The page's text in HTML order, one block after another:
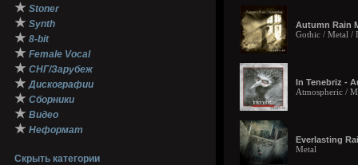
★ Stoner
★ Synth
★ 8-bit
★ Female Vocal
★ СНГ/Зарубеж
★ Дискографии
★ Сборники
★ Видео
★ Неформат
Скрыть категории
Autumn Rain
Gothic / Metal /
In Tenebriz -
Atmospheric /
Everlasting
Metal